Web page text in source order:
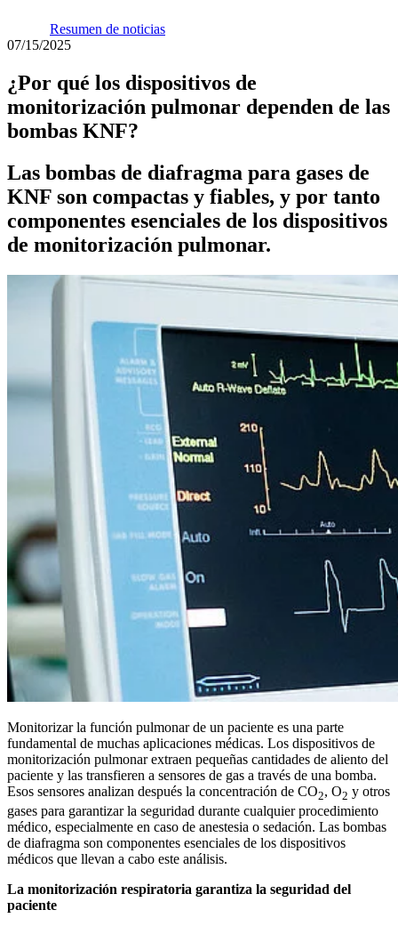
Resumen de noticias
07/15/2025
¿Por qué los dispositivos de
monitorización pulmonar dependen de las
bombas KNF?
Las bombas de diafragma para gases de
KNF son compactas y fiables, y por tanto
componentes esenciales de los dispositivos
de monitorización pulmonar.
Monitorizar la función pulmonar de un paciente es una parte
fundamental de muchas aplicaciones médicas. Los dispositivos de
monitorización pulmonar extraen pequeñas cantidades de aliento del
paciente y las transfieren a sensores de gas a través de una bomba.
Esos sensores analizan después la concentración de CO2, O2 y otros
gases para garantizar la seguridad durante cualquier procedimiento
médico, especialmente en caso de anestesia o sedación. Las bombas
de diafragma son componentes esenciales de los dispositivos
médicos que llevan a cabo este análisis.
La monitorización respiratoria garantiza la seguridad del
paciente